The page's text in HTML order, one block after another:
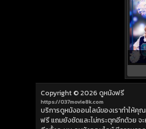
Copyright © 2026 ดูหนังฟรี
https://037movie8k.com
บริการดูหนังออนไลน์ของเราทำให้คุ
ฟรี แถมยังชัดและไม่กระตุกอีกด้วย จะ